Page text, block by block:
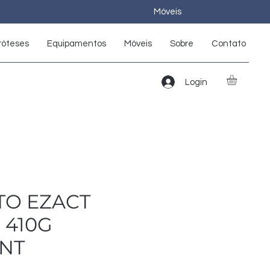
Móveis
Equipamentos Móveis Sobre Contato
Login
EZACT